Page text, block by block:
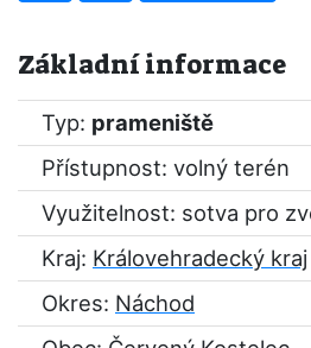
Základní informace
Typ: prameniště
Přístupnost: volný terén
Využitelnost: sotva pro
Kraj: Královehradecký kraj
Okres: Náchod